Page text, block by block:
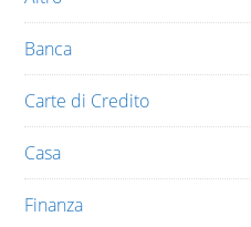
Banca
Carte di Credito
Casa
Finanza